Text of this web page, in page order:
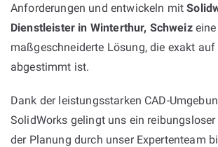
Anforderungen und entwickeln mit
Dienstleister in Winterthur, Schweizeine
maßgeschneiderte Lösung, die exakt
abgestimmt ist.
Dank der leistungsstarken CAD-
SolidWorks gelingt uns ein reibungsloser
der Planung durch unser Expertenteam